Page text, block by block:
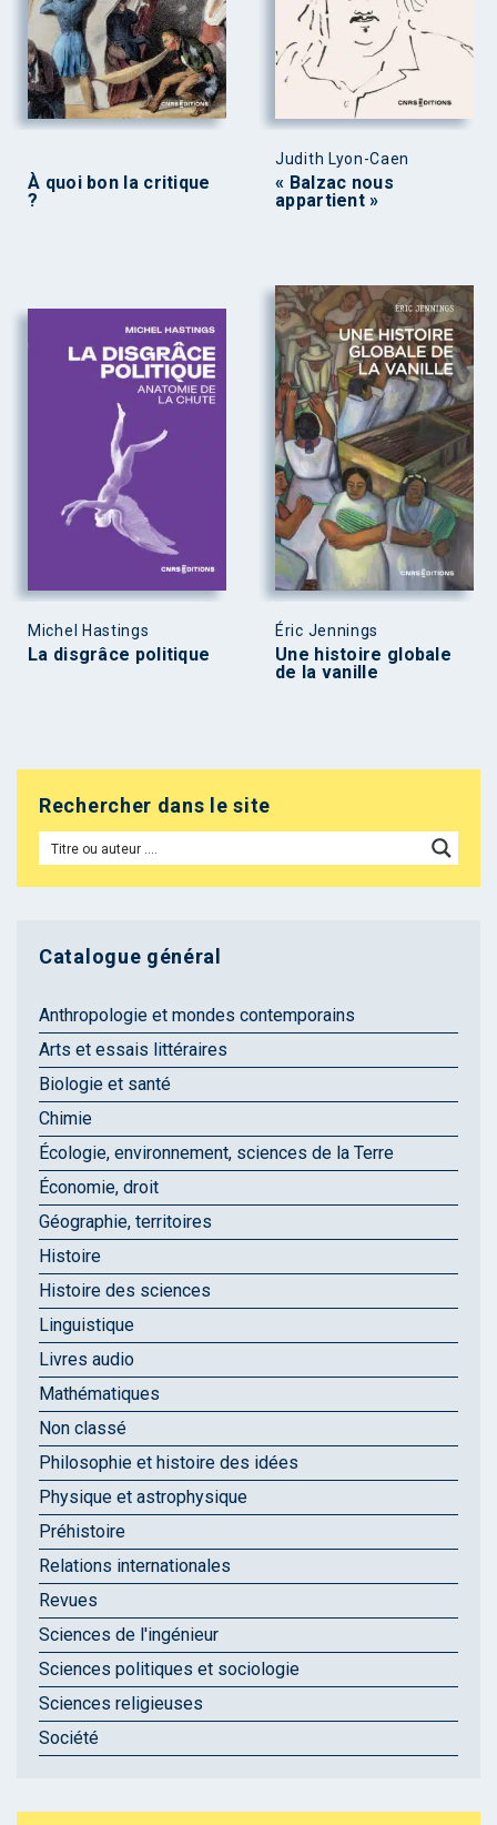
À quoi bon la critique
?
Judith Lyon-Caen
« Balzac nous
appartient »
Michel Hastings
La disgrâce politique
Éric Jennings
Une histoire globale
de la vanille
Rechercher dans le site
Catalogue général
Anthropologie et mondes contemporains
Arts et essais littéraires
Biologie et santé
Chimie
Écologie, environnement, sciences de la Terre
Économie, droit
Géographie, territoires
Histoire
Histoire des sciences
Linguistique
Livres audio
Mathématiques
Non classé
Philosophie et histoire des idées
Physique et astrophysique
Préhistoire
Relations internationales
Revues
Sciences de l'ingénieur
Sciences politiques et sociologie
Sciences religieuses
Société